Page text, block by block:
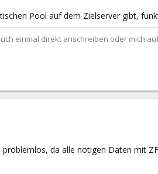
Pool auf dem Zielserver gibt,
einmal direkt anschreiben oder mich
da alle nötigen Daten mit